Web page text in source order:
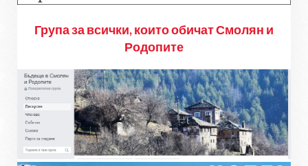
Група за всички, които обичат Смолян и
Родопите